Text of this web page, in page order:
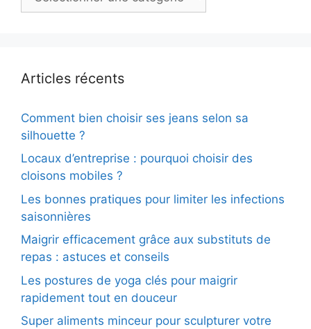
Articles récents
Comment bien choisir ses jeans selon sa
silhouette ?
Locaux d’entreprise : pourquoi choisir des
cloisons mobiles ?
Les bonnes pratiques pour limiter les infections
saisonnières
Maigrir efficacement grâce aux substituts de
repas : astuces et conseils
Les postures de yoga clés pour maigrir
rapidement tout en douceur
Super aliments minceur pour sculpturer votre